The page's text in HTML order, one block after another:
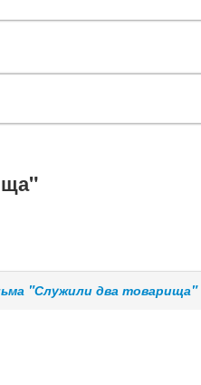
"Служили два товарища"